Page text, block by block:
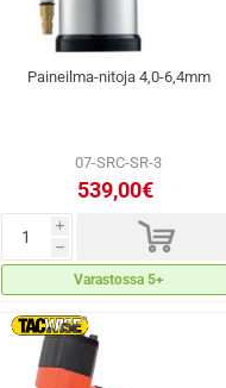
Paineilma-nitoja 4,0-6,4mm
07-SRC-SR-3
539,00€
i
h d
Varastossa 5+